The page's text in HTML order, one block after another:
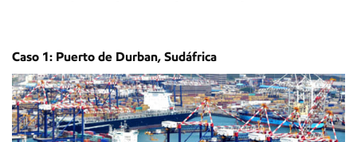
Caso 1: Puerto de Durban, Sudáfrica